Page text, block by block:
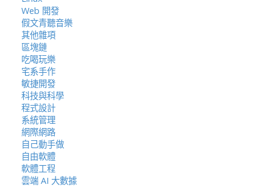
Web 開發
假文青聽音樂
其他雜項
區塊鏈
吃喝玩樂
宅系手作
敏捷開發
科技與科學
程式設計
系統管理
網際網路
自己動手做
自由軟體
軟體工程
雲端 AI 大數據